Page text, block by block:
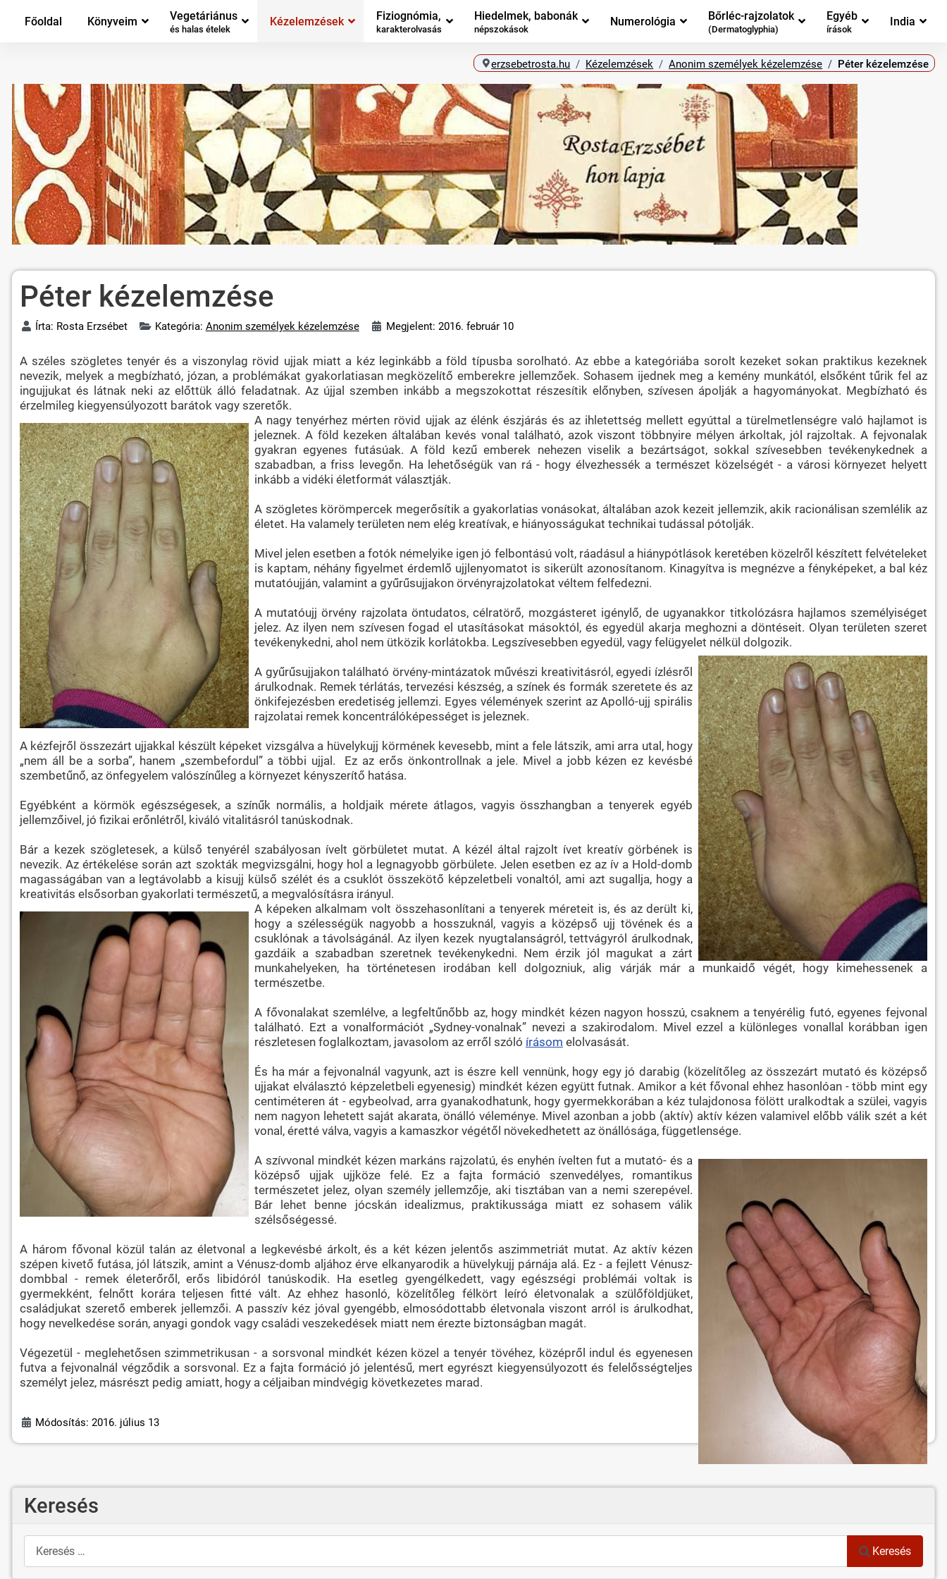
Főoldal Könyveim Vegetáriánus
és halas ételek
Kézelemzések Fiziognómia,
karakterolvasás
Hiedelmek, babonák
népszokások
Numerológia Bőrléc-rajzolatok
(Dermatoglyphia)
Egyéb
írások
India
erzsebetrosta.hu Kézelemzések Anonim személyek kézelemzése Péter kézelemzése
Péter kézelemzése
Írta: Rosta Erzsébet Kategória: Anonim személyek kézelemzése Megjelent: 2016. február 10
A széles szögletes tenyér és a viszonylag rövid ujjak miatt a kéz leginkább a föld típusba sorolható. Az ebbe a kategóriába sorolt kezeket sokan praktikus kezeknek
nevezik, melyek a megbízható, józan, a problémákat gyakorlatiasan megközelítő emberekre jellemzőek. Sohasem ijednek meg a kemény munkától, elsőként tűrik fel az
ingujjukat és látnak neki az előttük álló feladatnak. Az újjal szemben inkább a megszokottat részesítik előnyben, szívesen ápolják a hagyományokat. Megbízható és
érzelmileg kiegyensúlyozott barátok vagy szeretők.
A nagy tenyérhez mérten rövid ujjak az élénk észjárás és az ihletettség mellett egyúttal a türelmetlenségre való hajlamot is
jeleznek. A föld kezeken általában kevés vonal található, azok viszont többnyire mélyen árkoltak, jól rajzoltak. A fejvonalak
gyakran egyenes futásúak. A föld kezű emberek nehezen viselik a bezártságot, sokkal szívesebben tevékenykednek a
szabadban, a friss levegőn. Ha lehetőségük van rá - hogy élvezhessék a természet közelségét - a városi környezet helyett
inkább a vidéki életformát választják.
A szögletes körömpercek megerősítik a gyakorlatias vonásokat, általában azok kezeit jellemzik, akik racionálisan szemlélik az
életet. Ha valamely területen nem elég kreatívak, e hiányosságukat technikai tudással pótolják.
Mivel jelen esetben a fotók némelyike igen jó felbontású volt, ráadásul a hiánypótlások keretében közelről készített felvételeket
is kaptam, néhány figyelmet érdemlő ujjlenyomatot is sikerült azonosítanom. Kinagyítva is megnézve a fényképeket, a bal kéz
mutatóujján, valamint a gyűrűsujjakon örvényrajzolatokat véltem felfedezni.
A mutatóujj örvény rajzolata öntudatos, célratörő, mozgásteret igénylő, de ugyanakkor titkolózásra hajlamos személyiséget
jelez. Az ilyen nem szívesen fogad el utasításokat másoktól, és egyedül akarja meghozni a döntéseit. Olyan területen szeret
tevékenykedni, ahol nem ütközik korlátokba. Legszívesebben egyedül, vagy felügyelet nélkül dolgozik.
A gyűrűsujjakon található örvény-mintázatok művészi kreativitásról, egyedi ízlésről
árulkodnak. Remek térlátás, tervezési készség, a színek és formák szeretete és az
önkifejezésben eredetiség jellemzi. Egyes vélemények szerint az Apolló-ujj spirális
rajzolatai remek koncentrálóképességet is jeleznek.
A kézfejről összezárt ujjakkal készült képeket vizsgálva a hüvelykujj körmének kevesebb, mint a fele látszik, ami arra utal, hogy
„nem áll be a sorba”, hanem „szembefordul” a többi ujjal. Ez az erős önkontrollnak a jele. Mivel a jobb kézen ez kevésbé
szembetűnő, az önfegyelem valószínűleg a környezet kényszerítő hatása.
Egyébként a körmök egészségesek, a színűk normális, a holdjaik mérete átlagos, vagyis összhangban a tenyerek egyéb
jellemzőivel, jó fizikai erőnlétről, kiváló vitalitásról tanúskodnak.
Bár a kezek szögletesek, a külső tenyérél szabályosan ívelt görbületet mutat. A kézél által rajzolt ívet kreatív görbének is
nevezik. Az értékelése során azt szokták megvizsgálni, hogy hol a legnagyobb görbülete. Jelen esetben ez az ív a Hold-domb
magasságában van a legtávolabb a kisujj külső szélét és a csuklót összekötő képzeletbeli vonaltól, ami azt sugallja, hogy a
kreativitás elsősorban gyakorlati természetű, a megvalósításra irányul.
A képeken alkalmam volt összehasonlítani a tenyerek méreteit is, és az derült ki,
hogy a szélességük nagyobb a hosszuknál, vagyis a középső ujj tövének és a
csuklónak a távolságánál. Az ilyen kezek nyugtalanságról, tettvágyról árulkodnak,
gazdáik a szabadban szeretnek tevékenykedni. Nem érzik jól magukat a zárt
munkahelyeken, ha történetesen irodában kell dolgozniuk, alig várják már a munkaidő végét, hogy kimehessenek a
természetbe.
A fővonalakat szemlélve, a legfeltűnőbb az, hogy mindkét kézen nagyon hosszú, csaknem a tenyérélig futó, egyenes fejvonal
található. Ezt a vonalformációt „Sydney-vonalnak” nevezi a szakirodalom. Mivel ezzel a különleges vonallal korábban igen
részletesen foglalkoztam, javasolom az erről szóló írásom elolvasását.
És ha már a fejvonalnál vagyunk, azt is észre kell vennünk, hogy egy jó darabig (közelítőleg az összezárt mutató és középső
ujjakat elválasztó képzeletbeli egyenesig) mindkét kézen együtt futnak. Amikor a két fővonal ehhez hasonlóan - több mint egy
centiméteren át - egybeolvad, arra gyanakodhatunk, hogy gyermekkorában a kéz tulajdonosa fölött uralkodtak a szülei, vagyis
nem nagyon lehetett saját akarata, önálló véleménye. Mivel azonban a jobb (aktív) aktív kézen valamivel előbb válik szét a két
vonal, éretté válva, vagyis a kamaszkor végétől növekedhetett az önállósága, függetlensége.
A szívvonal mindkét kézen markáns rajzolatú, és enyhén ívelten fut a mutató- és a
középső ujjak ujjköze felé. Ez a fajta formáció szenvedélyes, romantikus
természetet jelez, olyan személy jellemzője, aki tisztában van a nemi szerepével.
Bár lehet benne jócskán idealizmus, praktikussága miatt ez sohasem válik
szélsőségessé.
A három fővonal közül talán az életvonal a legkevésbé árkolt, és a két kézen jelentős aszimmetriát mutat. Az aktív kézen
szépen kivető futása, jól látszik, amint a Vénusz-domb aljához érve elkanyarodik a hüvelykujj párnája alá. Ez - a fejlett Vénusz-
dombbal - remek életerőről, erős libidóról tanúskodik. Ha esetleg gyengélkedett, vagy egészségi problémái voltak is
gyermekként, felnőtt korára teljesen fitté vált. Az ehhez hasonló, közelítőleg félkört leíró életvonalak a szülőföldjüket,
családjukat szerető emberek jellemzői. A passzív kéz jóval gyengébb, elmosódottabb életvonala viszont arról is árulkodhat,
hogy nevelkedése során, anyagi gondok vagy családi veszekedések miatt nem érezte biztonságban magát.
Végezetül - meglehetősen szimmetrikusan - a sorsvonal mindkét kézen közel a tenyér tövéhez, középről indul és egyenesen
futva a fejvonalnál végződik a sorsvonal. Ez a fajta formáció jó jelentésű, mert egyrészt kiegyensúlyozott és felelősségteljes
személyt jelez, másrészt pedig amiatt, hogy a céljaiban mindvégig következetes marad.
Módosítás: 2016. július 13
Keresés
Keresés
Keresés